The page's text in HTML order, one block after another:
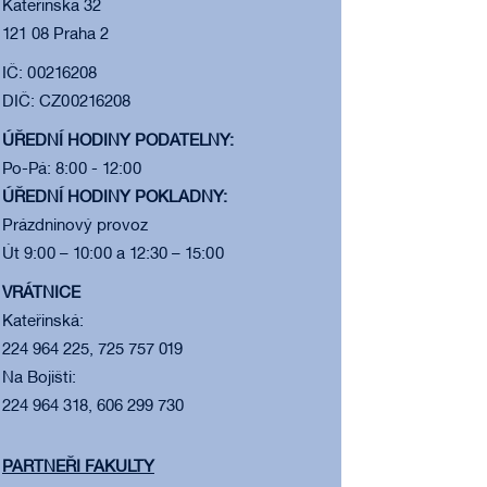
Kateřinská 32
121 08 Praha 2
IČ: 00216208
DIČ: CZ00216208
ÚŘEDNÍ HODINY PODATELNY:
Po-Pá: 8:00 - 12:00
ÚŘEDNÍ HODINY POKLADNY:
Prázdninový provoz
Út 9:00 – 10:00 a 12:30 – 15:00
VRÁTNICE
Kateřinská:
224 964 225, 725 757 019
Na Bojišti:
224 964 318, 606 299 730
PARTNEŘI FAKULTY